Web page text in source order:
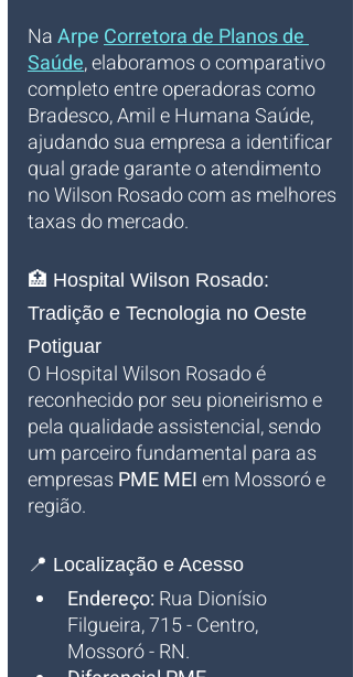
Na Arpe Corretora de Planos de
Saúde, elaboramos o comparativo
completo entre operadoras como
Bradesco, Amil e Humana Saúde,
ajudando sua empresa a identificar
qual grade garante o atendimento
no Wilson Rosado com as melhores
taxas do mercado.
🏥 Hospital Wilson Rosado:
Tradição e Tecnologia no Oeste
Potiguar
O Hospital Wilson Rosado é
reconhecido por seu pioneirismo e
pela qualidade assistencial, sendo
um parceiro fundamental para as
empresas PME MEI em Mossoró e
região.
📍 Localização e Acesso
Endereço: Rua Dionísio
Filgueira, 715 - Centro,
Mossoró - RN.